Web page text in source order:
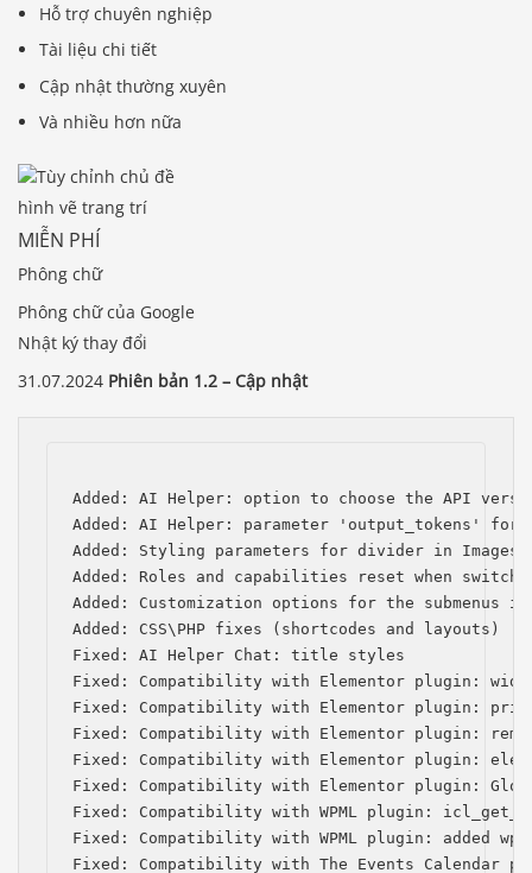
Hỗ trợ chuyên nghiệp
Tài liệu chi tiết
Cập nhật thường xuyên
Và nhiều hơn nữa
hình vẽ trang trí
MIỄN PHÍ
Phông chữ
Phông chữ của Google
Nhật ký thay đổi
31.07.2024 Phiên bản 1.2 – Cập nhật
Added: AI Helper: option to choose the API
Added: AI Helper: parameter 'output_tokens' for
Added: Styling parameters for divider in Images
Added: Roles and capabilities reset when
Added: Customization options for the submenus
Added: CSS\PHP fixes (shortcodes and layouts)
Fixed: AI Helper Chat: title styles
Fixed: Compatibility with Elementor plugin:
Fixed: Compatibility with Elementor plugin:
Fixed: Compatibility with Elementor plugin:
Fixed: Compatibility with Elementor plugin:
Fixed: Compatibility with Elementor plugin:
Fixed: Compatibility with WPML plugin:
Fixed: Compatibility with WPML plugin: added
Fixed: Compatibility with The Events Calendar